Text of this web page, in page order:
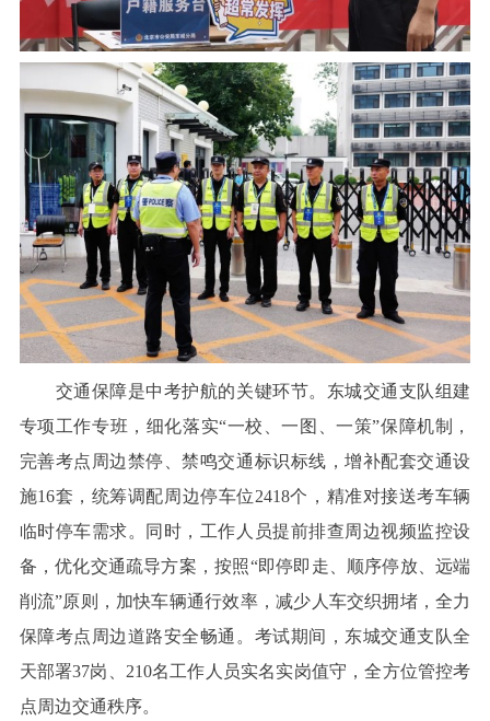
交通保障是中考护航的关键环节。东城交通支队组建
专项工作专班，细化落实“一校、一图、一策”保障机制，
完善考点周边禁停、禁鸣交通标识标线，增补配套交通设
施16套，统筹调配周边停车位2418个，精准对接送考车辆
临时停车需求。同时，工作人员提前排查周边视频监控设
备，优化交通疏导方案，按照“即停即走、顺序停放、远端
削流”原则，加快车辆通行效率，减少人车交织拥堵，全力
保障考点周边道路安全畅通。考试期间，东城交通支队全
天部署37岗、210名工作人员实名实岗值守，全方位管控考
点周边交通秩序。